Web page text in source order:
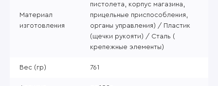
Материал
изготовления
пистолета, корпус магазина,
прицельные приспособления,
органы управления) / Пластик
(щечки рукояти) / Сталь (
крепежные элементы)
Вес (гр) 761